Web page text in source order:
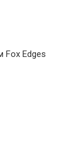
Fox Edges